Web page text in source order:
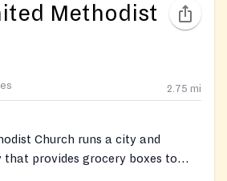
Methodist
2.75 mi
Church runs a city and
provides grocery boxes to